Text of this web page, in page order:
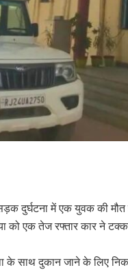
दुर्घटना में एक युवक की
को एक तेज रफ्तार कार ने
के साथ दुकान जाने के लिए